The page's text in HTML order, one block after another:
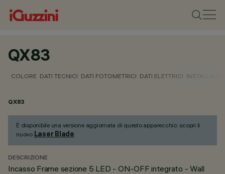
QX83
COLORE DATI TECNICI DATI FOTOMETRICI DATI ELETTRICI
QX83
È disponibile una versione aggiornata di questo apparecchio: scopri il
nuovo Laser Blade.
DESCRIZIONE
Incasso Frame sezione 5 LED - ON-OFF integrato - Wall